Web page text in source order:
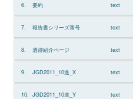
6. 要約 text
7. 報告書シリーズ番号 text
8. 遺跡紹介ページ text
9. JGD2011_10進_X text
10. JGD2011_10進_Y text